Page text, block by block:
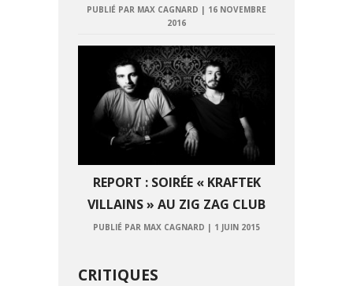
PUBLIÉ PAR MAX CAGNARD | 16 NOVEMBRE
2016
REPORT : SOIRÉE « KRAFTEK
VILLAINS » AU ZIG ZAG CLUB
PUBLIÉ PAR MAX CAGNARD | 1 JUIN 2015
CRITIQUES